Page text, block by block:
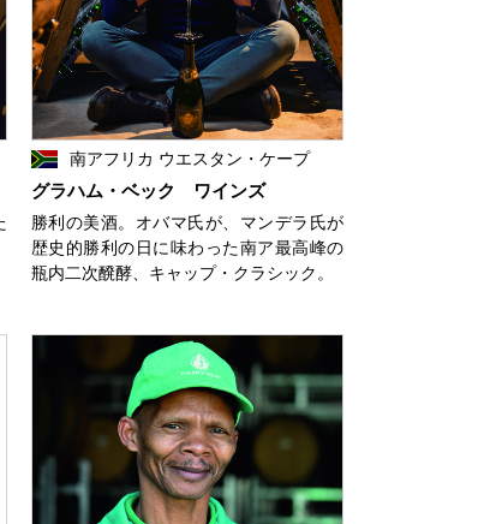
南アフリカ ウエスタン・ケープ
グラハム・ベック ワインズ
勝利の美酒。オバマ氏が、マンデラ氏が
歴史的勝利の日に味わった南ア最高峰の
瓶内二次醗酵、キャップ・クラシック。